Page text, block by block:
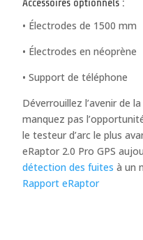
Accessoires optionnels :
• Électrodes de 1500 mm
• Électrodes en néoprène
• Support de téléphone
Déverrouillez l’avenir de
manquez pas
le testeur d’arc le plus
eRaptor 2.0 Pro GPS
détection des fuites à un
Rapport eRaptor